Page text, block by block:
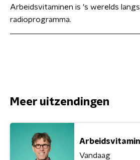
Arbeidsvitaminen is 's werelds
radioprogramma.
Meer uitzendingen
Vandaag